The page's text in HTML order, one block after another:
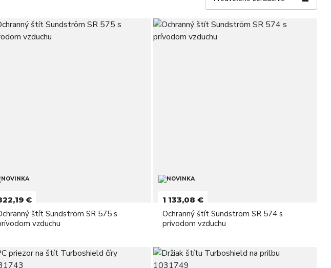
€
štít Sundström SR 575 s
vzduchu
1 133,08 €
Ochranný štít Sundström SR 574 s
prívodom vzduchu